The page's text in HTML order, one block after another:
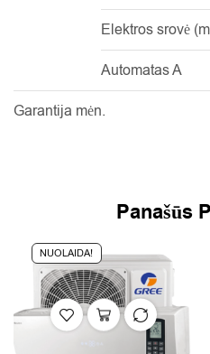
Elektros srovė
Automatas A
Garantija mėn.
Panašūs
NUOLAIDA!